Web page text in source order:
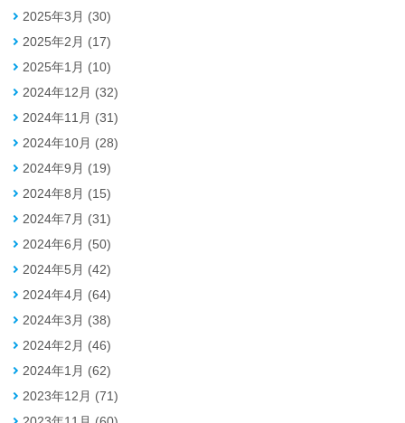
2025年3月 (30)
2025年2月 (17)
2025年1月 (10)
2024年12月 (32)
2024年11月 (31)
2024年10月 (28)
2024年9月 (19)
2024年8月 (15)
2024年7月 (31)
2024年6月 (50)
2024年5月 (42)
2024年4月 (64)
2024年3月 (38)
2024年2月 (46)
2024年1月 (62)
2023年12月 (71)